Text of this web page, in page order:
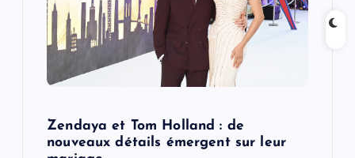
Zendaya et Tom Holland : de
nouveaux détails émergent sur leur